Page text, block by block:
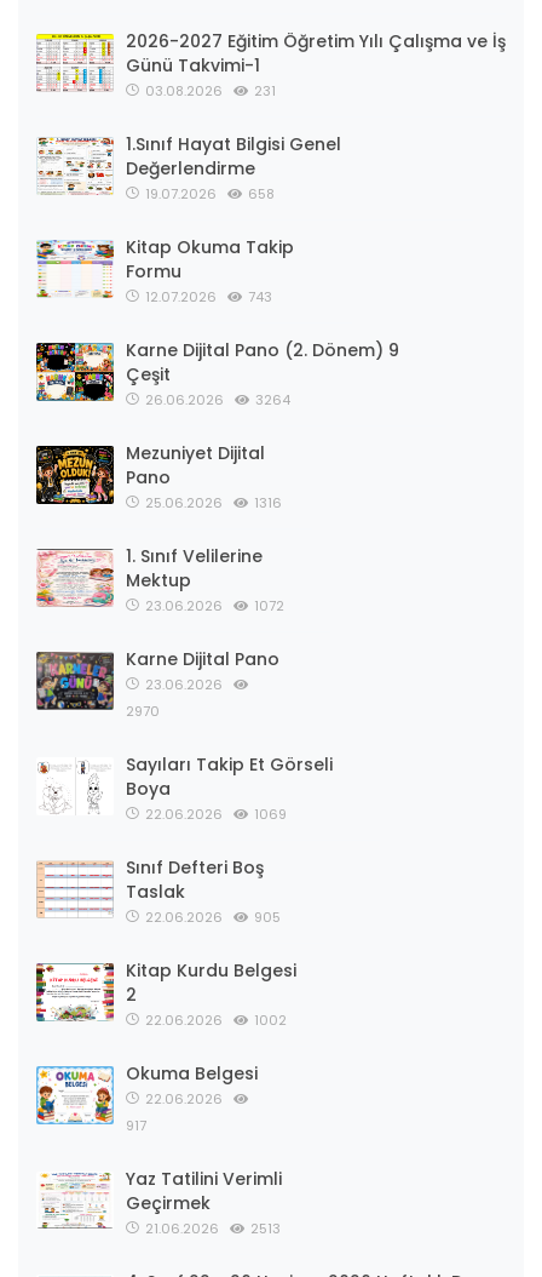
2026-2027 Eğitim Öğretim Yılı Çalışma ve İş
Günü Takvimi-1
03.08.2026 231
1.Sınıf Hayat Bilgisi Genel
Değerlendirme
19.07.2026 658
Kitap Okuma Takip
Formu
12.07.2026 743
Karne Dijital Pano (2. Dönem) 9
Çeşit
26.06.2026 3264
Mezuniyet Dijital
Pano
25.06.2026 1316
1. Sınıf Velilerine
Mektup
23.06.2026 1072
Karne Dijital Pano
23.06.2026
2970
Sayıları Takip Et Görseli
Boya
22.06.2026 1069
Sınıf Defteri Boş
Taslak
22.06.2026 905
Kitap Kurdu Belgesi
2
22.06.2026 1002
Okuma Belgesi
22.06.2026
917
Yaz Tatilini Verimli
Geçirmek
21.06.2026 2513